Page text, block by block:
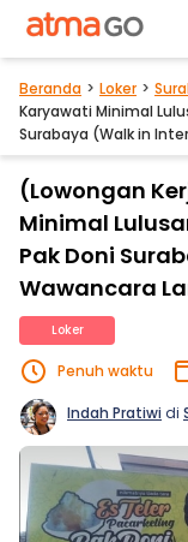
Beranda Loker
Karyawati Minimal
Surabaya (Walk in
(Lowongan
Minimal
Pak Doni
Wawancara
Loker
Penuh waktu
Indah Pratiwidi